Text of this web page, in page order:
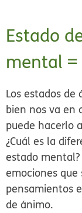
Estado
mental
Los estados
bien nos va en
puede hacerlo
¿Cuál es la
estado
emociones que
pensamientos
de ánimo.